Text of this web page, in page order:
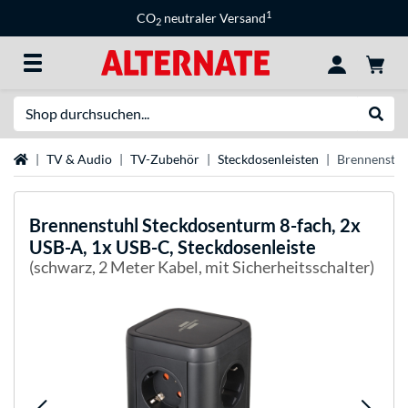
CO2 neutraler Versand1
StartseiteTV & Audio TV-Zubehör Steckdosenleisten
Brennenstuhl Steckdosenturm 8-fach, 2x
USB-A, 1x USB-C, Steckdosenleiste
(schwarz, 2 Meter Kabel, mit Sicherheitsschalter)